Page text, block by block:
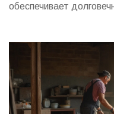
обеспечивает
метода, а также
информацию, вы
установки столбов с